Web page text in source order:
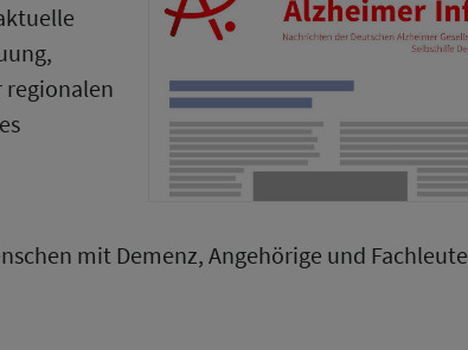
regionalen
mit Demenz, Angehörige und Fachleute